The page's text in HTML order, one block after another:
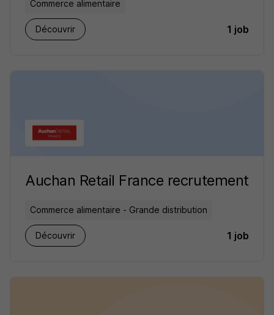
Commerce alimentaire
Découvrir 1 job
Auchan Retail France recrutement
Commerce alimentaire - Grande distribution
Découvrir 1 job